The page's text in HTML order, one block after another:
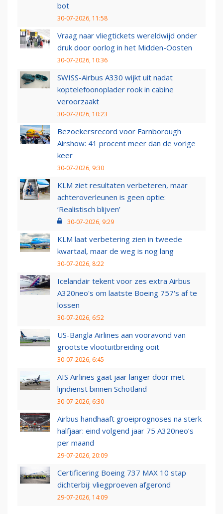
bot
30-07-2026, 11:58
Vraag naar vliegtickets wereldwijd onder
druk door oorlog in het Midden-Oosten
30-07-2026, 10:36
SWISS-Airbus A330 wijkt uit nadat
koptelefoonoplader rook in cabine
veroorzaakt
30-07-2026, 10:23
Bezoekersrecord voor Farnborough
Airshow: 41 procent meer dan de vorige
keer
30-07-2026, 9:30
KLM ziet resultaten verbeteren, maar
achteroverleunen is geen optie:
‘Realistisch blijven’
30-07-2026, 9:29
KLM laat verbetering zien in tweede
kwartaal, maar de weg is nog lang
30-07-2026, 8:22
Icelandair tekent voor zes extra Airbus
A320neo's om laatste Boeing 757's af te
lossen
30-07-2026, 6:52
US-Bangla Airlines aan vooravond van
grootste vlootuitbreiding ooit
30-07-2026, 6:45
AIS Airlines gaat jaar langer door met
lijndienst binnen Schotland
30-07-2026, 6:30
Airbus handhaaft groeiprognoses na sterk
halfjaar: eind volgend jaar 75 A320neo’s
per maand
29-07-2026, 20:09
Certificering Boeing 737 MAX 10 stap
dichterbij: vliegproeven afgerond
29-07-2026, 14:09